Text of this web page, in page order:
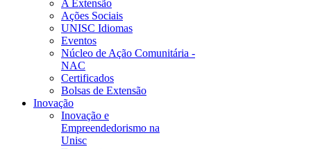
A Extensão
Ações Sociais
UNISC Idiomas
Eventos
Núcleo de Ação Comunitária -
NAC
Certificados
Bolsas de Extensão
Inovação
Inovação e
Empreendedorismo na
Unisc